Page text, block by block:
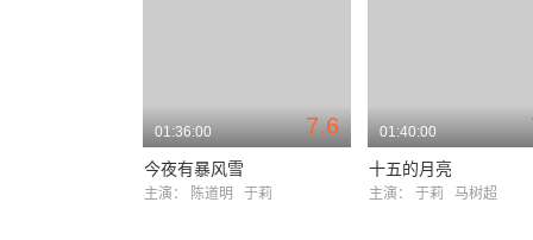
7.6
01:36:00
今夜有暴风雪
主演： 陈道明 于莉
01:40:00
十五的月亮
主演： 于莉 马树超